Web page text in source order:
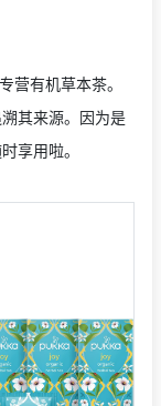
营有机草本茶。
其来源。因为是
享用啦。